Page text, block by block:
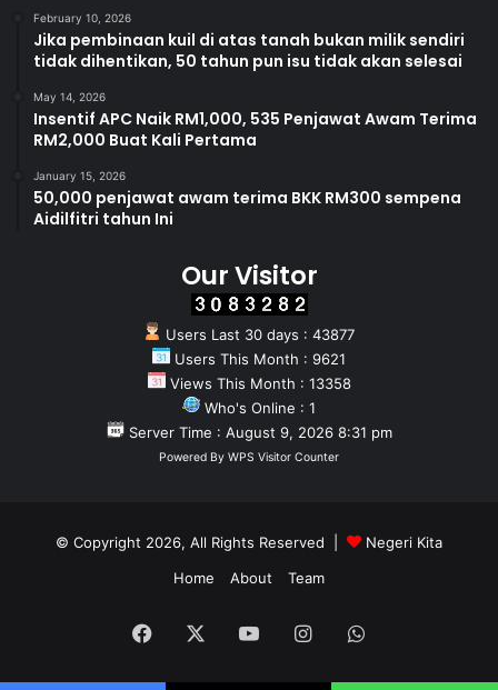
February 10, 2026
Jika pembinaan kuil di atas tanah bukan milik sendiri
tidak dihentikan, 50 tahun pun isu tidak akan selesai
May 14, 2026
Insentif APC Naik RM1,000, 535 Penjawat Awam Terima
RM2,000 Buat Kali Pertama
January 15, 2026
50,000 penjawat awam terima BKK RM300 sempena
Aidilfitri tahun Ini
Our Visitor
Users Last 30 days : 43877
Users This Month : 9621
Views This Month : 13358
Who's Online : 1
Server Time : August 9, 2026 8:31 pm
Powered By WPS Visitor Counter
© Copyright 2026, All Rights Reserved |
Negeri Kita
Home
About Team
Facebook YouTubeInstagramWhatsApp